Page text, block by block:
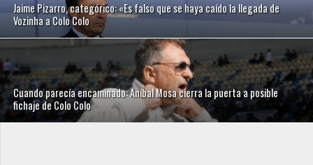
Jaime Pizarro, categórico: «Es falso que se haya caído la llegada de
Vozinha a Colo Colo
Cuando parecía encaminado: Aníbal Mosa cierra la puerta a posible
fichaje de Colo Colo